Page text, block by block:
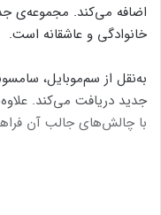
اضافه می‌کند. مجموعه‌ی
خانوادگی و عاشقانه است.
جدید دریافت می‌کند.
با چالش‌های جالب آن